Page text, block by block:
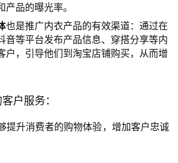
品的曝光率。
也是推广内衣产品的有效渠道：通过在
音等平台发布产品信息、穿搭分享等内
户，引导他们到淘宝店铺购买，从而增
户服务：
提升消费者的购物体验，增加客户忠诚